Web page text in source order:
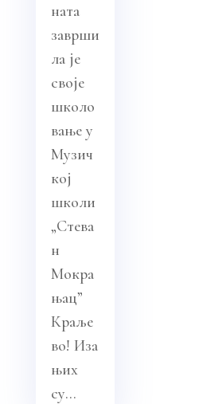
ната
заврши
ла је
своје
школо
вање у
Музич
кој
школи
„Стева
н
Мокра
њац”
Краље
во! Иза
њих
су...